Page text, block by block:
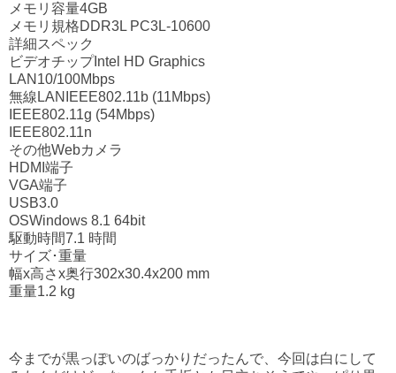
メモリ容量4GB
メモリ規格DDR3L PC3L-10600
詳細スペック
ビデオチップIntel HD Graphics
LAN10/100Mbps
無線LANIEEE802.11b (11Mbps)
IEEE802.11g (54Mbps)
IEEE802.11n
その他Webカメラ
HDMI端子
VGA端子
USB3.0
OSWindows 8.1 64bit
駆動時間7.1 時間
サイズ･重量
幅x高さx奥行302x30.4x200 mm
重量1.2 kg
今までが黒っぽいのばっかりだったんで、今回は白にして